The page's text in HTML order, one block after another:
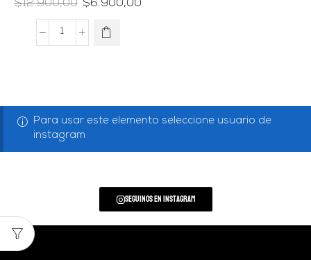
$12.900,00 $6.900,00
Para usar este elemento seleccione usuario de
instagram
Seguinos en Instagram